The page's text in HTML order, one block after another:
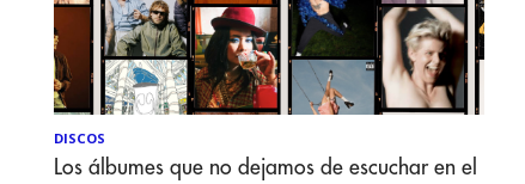
DISCOS
Los álbumes que no dejamos de escuchar en el